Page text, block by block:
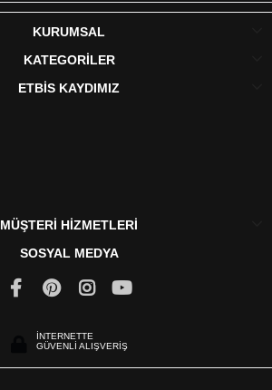
KURUMSAL
KATEGORİLER
ETBİS KAYDIMIZ
MÜŞTERİ HİZMETLERİ
SOSYAL MEDYA
İNTERNETTE
GÜVENLİ ALIŞVERİŞ